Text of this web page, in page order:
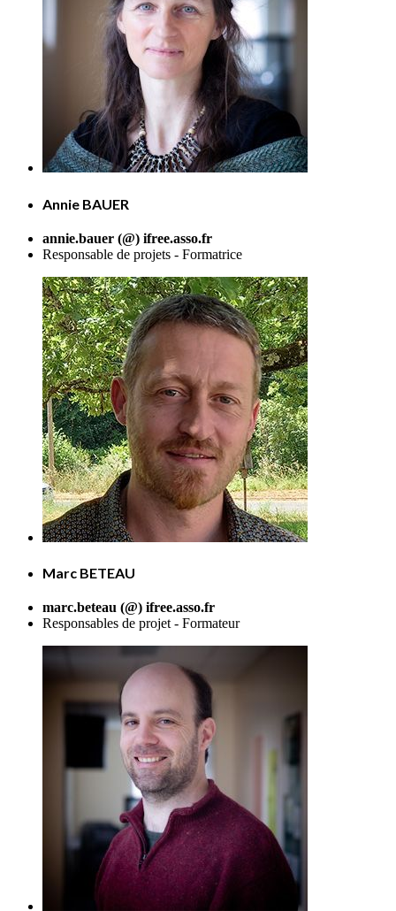
Annie BAUER
annie.bauer (@) ifree.asso.fr
Responsable de projets - Formatrice
Marc BETEAU
marc.beteau (@) ifree.asso.fr
Responsables de projet - Formateur